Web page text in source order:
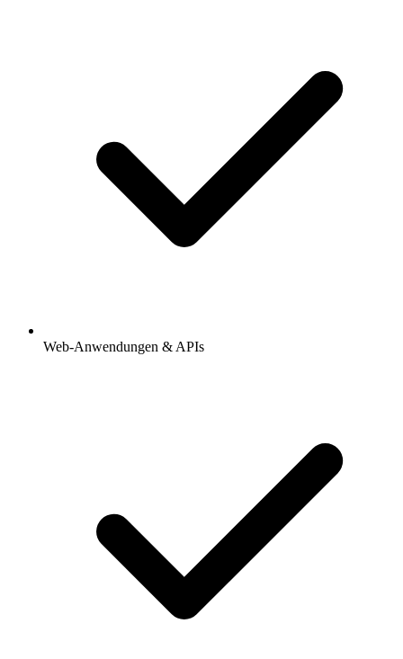
Web-Anwendungen & APIs